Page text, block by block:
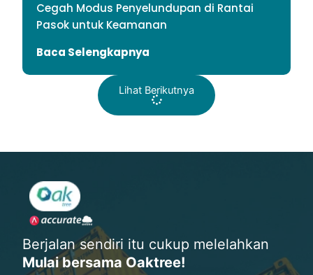
Cegah Modus Penyelundupan di Rantai
Pasok untuk Keamanan
Baca Selengkapnya
Lihat Berikutnya
Berjalan sendiri itu cukup melelahkan
Mulai bersama Oaktree!